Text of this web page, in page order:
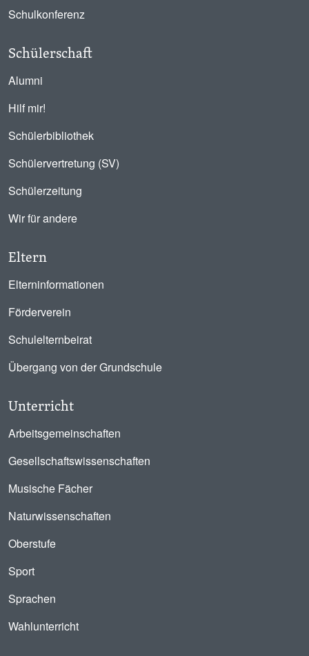
Schulkonferenz
Schülerschaft
Alumni
Hilf mir!
Schülerbibliothek
Schülervertretung (SV)
Schülerzeitung
Wir für andere
Eltern
Elterninformationen
Förderverein
Schulelternbeirat
Übergang von der Grundschule
Unterricht
Arbeitsgemeinschaften
Gesellschaftswissenschaften
Musische Fächer
Naturwissenschaften
Oberstufe
Sport
Sprachen
Wahlunterricht